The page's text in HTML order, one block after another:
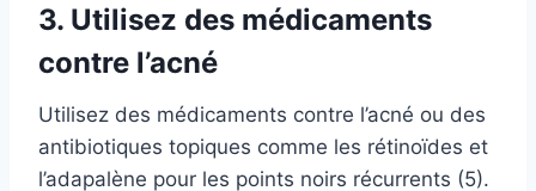
3. Utilisez des médicaments
contre l’acné
Utilisez des médicaments contre l’acné ou des
antibiotiques topiques comme les rétinoïdes et
l’adapalène pour les points noirs récurrents (5).